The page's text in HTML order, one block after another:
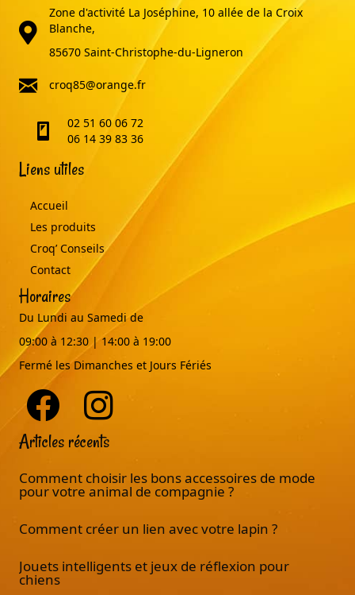
adresse
Zone d'activité La Joséphine, 10 allée de la Croix
Blanche,
85670 Saint-Christophe-du-Ligneron
email
croq85@orange.fr
telephone02 51 60 06 72
06 14 39 83 36
Liens utiles
Accueil
Les produits
Croq’ Conseils
Contact
Horaires
Du Lundi au Samedi de
09:00 à 12:30 | 14:00 à 19:00
Fermé les Dimanches et Jours Fériés
Articles récents
Comment choisir les bons accessoires de mode
pour votre animal de compagnie ?
Comment créer un lien avec votre lapin ?
Jouets intelligents et jeux de réflexion pour
chiens